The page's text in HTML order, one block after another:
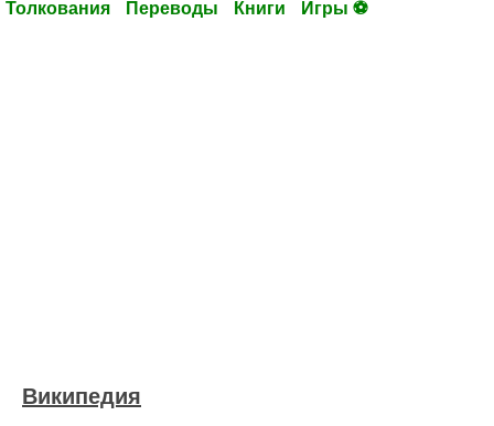
Толкования Переводы Книги Игры ⚽
Википедия